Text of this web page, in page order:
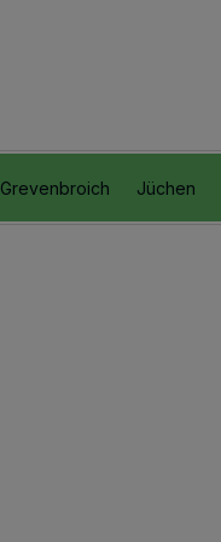
Grevenbroich Jüchen